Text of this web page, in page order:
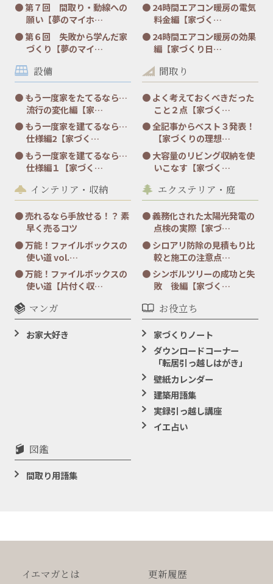
第７回 間取り・動線への
願い【夢のマイホ…
第６回 失敗から学んだ家
づくり【夢のマイ…
24時間エアコン暖房の電気
料金編【家づく…
24時間エアコン暖房の効果
編【家づくり日…
設備
もう一度家をたてるなら…
流行の変化編【家…
もう一度家を建てるなら…
仕様編2【家づく…
もう一度家を建てるなら…
仕様編１【家づく…
間取り
よく考えておくべきだった
こと２点【家づく…
全記事からベスト３発表！
【家づくりの理想…
大容量のリビング収納を使
いこなす【家づく…
インテリア・収納
売れるなら手放せる！？ 素
早く売るコツ
万能！ファイルボックスの
使い道 vol.…
万能！ファイルボックスの
使い道【片付く収…
エクステリア・庭
義務化された太陽光発電の
点検の実際【家づ…
シロアリ防除の見積もり比
較と施工の注意点…
シンボルツリーの成功と失
敗 後編【家づく…
マンガ
お家大好き
お役立ち
家づくりノート
ダウンロードコーナー
「転居引っ越しはがき」
壁紙カレンダー
建築用語集
実録引っ越し講座
イエ占い
図鑑
間取り用語集
イエマガとは 更新履歴